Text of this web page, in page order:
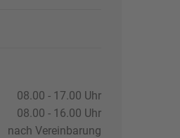
08.00 - 17.00 Uhr
08.00 - 16.00 Uhr
nach Vereinbarung